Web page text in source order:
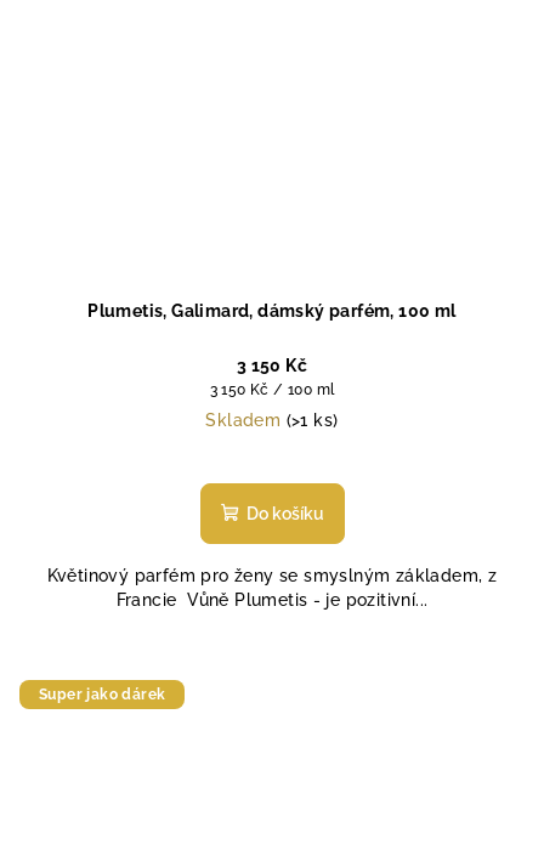
Plumetis, Galimard, dámský parfém, 100 ml
3 150 Kč
Měrná
cena:
3 150 Kč / 100 ml
Skladem (>1 ks)
hodnocení
produktu
z
5
Do košíku
Květinový parfém pro ženy se smyslným základem, z
Francie Vůně Plumetis - je pozitivní...
Super jako dárek